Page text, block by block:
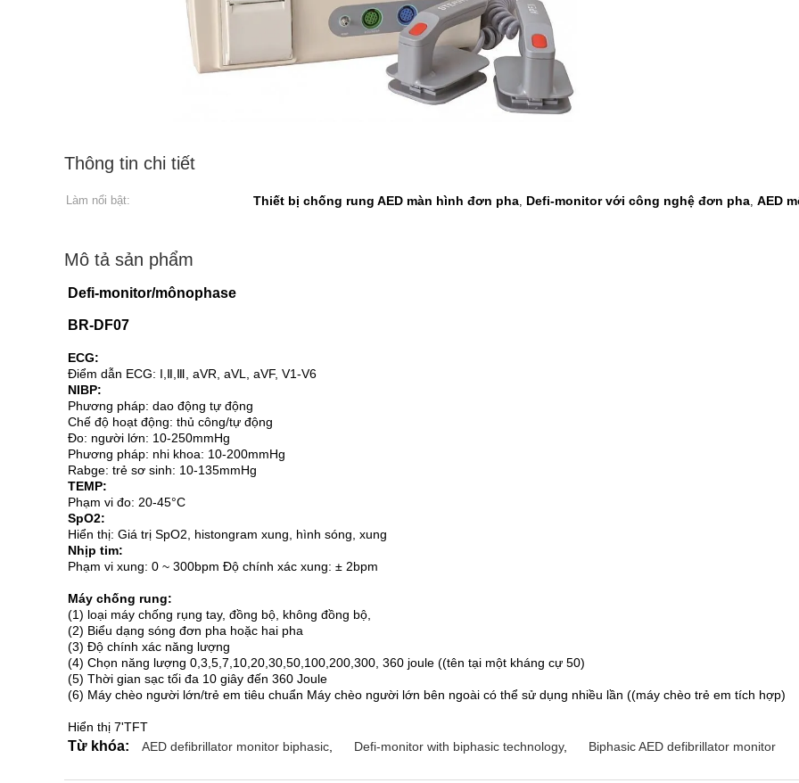
Thông tin chi tiết
Làm nổi bật: Thiết bị chống rung AED màn hình đơn pha, Defi-monitor với công nghệ đơn pha, AED
Mô tả sản phẩm
Defi-monitor/mônophase
BR-DF07
ECG:
Điểm dẫn ECG: I,Ⅱ,Ⅲ, aVR, aVL, aVF, V1-V6
NIBP:
Phương pháp: dao động tự động
Chế độ hoạt động: thủ công/tự động
Đo: người lớn: 10-250mmHg
Phương pháp: nhi khoa: 10-200mmHg
Rabge: trẻ sơ sinh: 10-135mmHg
TEMP:
Phạm vi đo: 20-45°C
SpO2:
Hiển thị: Giá trị SpO2, histongram xung, hình sóng, xung
Nhịp tim:
Phạm vi xung: 0 ~ 300bpm Độ chính xác xung: ± 2bpm
Máy chống rung:
(1) loại máy chống rụng tay, đồng bộ, không đồng bộ,
(2) Biểu dạng sóng đơn pha hoặc hai pha
(3) Độ chính xác năng lượng
(4) Chọn năng lượng 0,3,5,7,10,20,30,50,100,200,300, 360 joule ((tên tại một kháng cự 50)
(5) Thời gian sạc tối đa 10 giây đến 360 Joule
(6) Máy chèo người lớn/trẻ em tiêu chuẩn Máy chèo người lớn bên ngoài có thể sử dụng nhiều lần ((máy chèo trẻ em tích hợp)
Hiển thị 7'TFT
Từ khóa: AED defibrillator monitor biphasic Defi-monitor with biphasic technology, Biphasic AED defibrillator monitor